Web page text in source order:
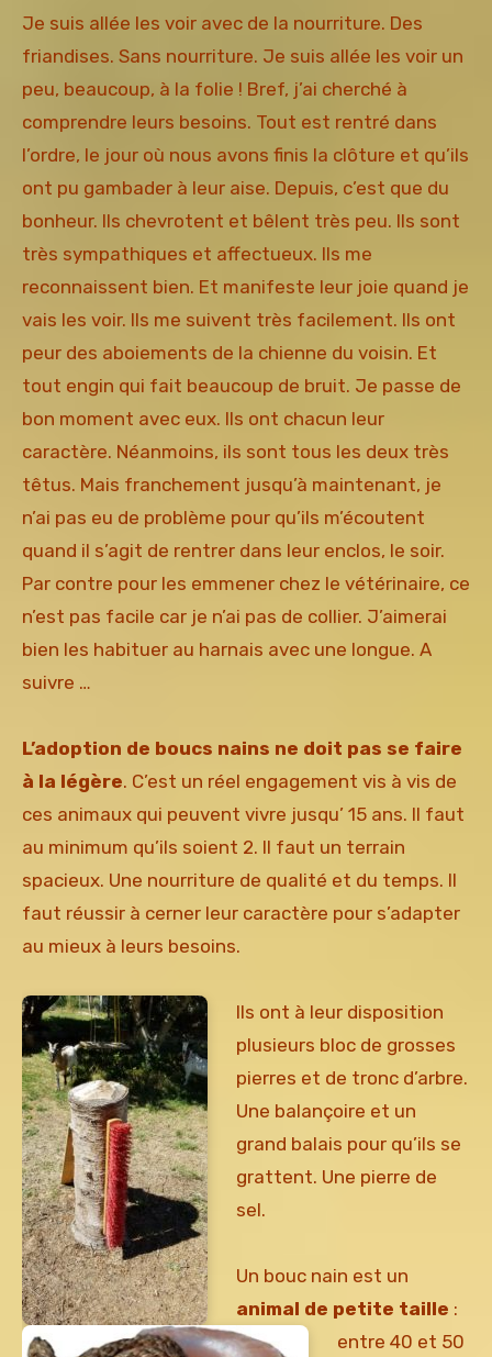
Je suis allée les voir avec de la nourriture. Des
friandises. Sans nourriture. Je suis allée les voir un
peu, beaucoup, à la folie ! Bref, j’ai cherché à
comprendre leurs besoins. Tout est rentré dans
l’ordre, le jour où nous avons finis la clôture et qu’ils
ont pu gambader à leur aise. Depuis, c’est que du
bonheur. Ils chevrotent et bêlent très peu. Ils sont
très sympathiques et affectueux. Ils me
reconnaissent bien. Et manifeste leur joie quand je
vais les voir. Ils me suivent très facilement. Ils ont
peur des aboiements de la chienne du voisin. Et
tout engin qui fait beaucoup de bruit. Je passe de
bon moment avec eux. Ils ont chacun leur
caractère. Néanmoins, ils sont tous les deux très
têtus. Mais franchement jusqu’à maintenant, je
n’ai pas eu de problème pour qu’ils m’écoutent
quand il s’agit de rentrer dans leur enclos, le soir.
Par contre pour les emmener chez le vétérinaire, ce
n’est pas facile car je n’ai pas de collier. J’aimerai
bien les habituer au harnais avec une longue. A
suivre …
L’adoption de boucs nains ne doit pas se faire
à la légère. C’est un réel engagement vis à vis de
ces animaux qui peuvent vivre jusqu’ 15 ans. Il faut
au minimum qu’ils soient 2. Il faut un terrain
spacieux. Une nourriture de qualité et du temps. Il
faut réussir à cerner leur caractère pour s’adapter
au mieux à leurs besoins.
Ils ont à leur disposition
plusieurs bloc de grosses
pierres et de tronc d’arbre.
Une balançoire et un
grand balais pour qu’ils se
grattent. Une pierre de
sel.
Un bouc nain est un
animal de petite taille :
entre 40 et 50